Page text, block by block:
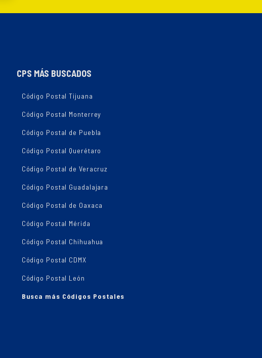
CPS MÁS BUSCADOS
Código Postal Tijuana
Código Postal Monterrey
Código Postal de Puebla
Código Postal Querétaro
Código Postal de Veracruz
Código Postal Guadalajara
Código Postal de Oaxaca
Código Postal Mérida
Código Postal Chihuahua
Código Postal CDMX
Código Postal León
Busca más Códigos Postales